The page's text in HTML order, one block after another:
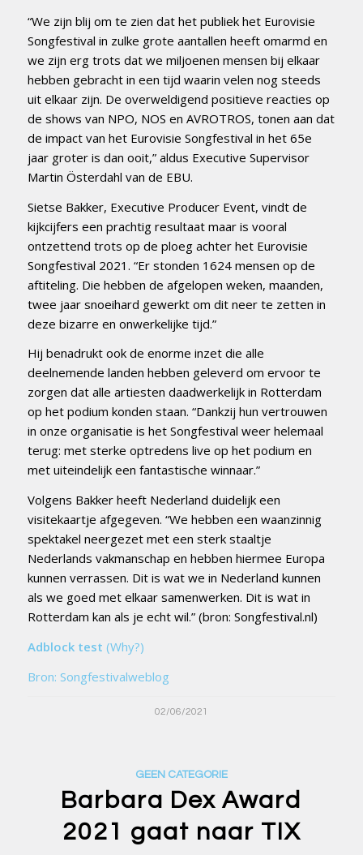
“We zijn blij om te zien dat het publiek het Eurovisie
Songfestival in zulke grote aantallen heeft omarmd en
we zijn erg trots dat we miljoenen mensen bij elkaar
hebben gebracht in een tijd waarin velen nog steeds
uit elkaar zijn. De overweldigend positieve reacties op
de shows van NPO, NOS en AVROTROS, tonen aan dat
de impact van het Eurovisie Songfestival in het 65e
jaar groter is dan ooit,” aldus Executive Supervisor
Martin Österdahl van de EBU.
Sietse Bakker, Executive Producer Event, vindt de
kijkcijfers een prachtig resultaat maar is vooral
ontzettend trots op de ploeg achter het Eurovisie
Songfestival 2021. “Er stonden 1624 mensen op de
aftiteling. Die hebben de afgelopen weken, maanden,
twee jaar snoeihard gewerkt om dit neer te zetten in
deze bizarre en onwerkelijke tijd.”
Hij benadrukt ook de enorme inzet die alle
deelnemende landen hebben geleverd om ervoor te
zorgen dat alle artiesten daadwerkelijk in Rotterdam
op het podium konden staan. “Dankzij hun vertrouwen
in onze organisatie is het Songfestival weer helemaal
terug: met sterke optredens live op het podium en
met uiteindelijk een fantastische winnaar.”
Volgens Bakker heeft Nederland duidelijk een
visitekaartje afgegeven. “We hebben een waanzinnig
spektakel neergezet met een sterk staaltje
Nederlands vakmanschap en hebben hiermee Europa
kunnen verrassen. Dit is wat we in Nederland kunnen
als we goed met elkaar samenwerken. Dit is wat in
Rotterdam kan als je echt wil.” (bron: Songfestival.nl)
Adblock test (Why?)
Bron: Songfestivalweblog
02/06/2021
GEEN CATEGORIE
Barbara Dex Award
2021 gaat naar TIX